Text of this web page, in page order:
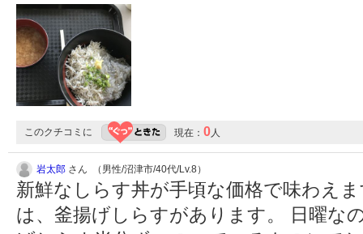
このクチコミに 現在： 0人
岩太郎 さん （男性/沼津市/40代/Lv.8）
新鮮なしらす丼が手頃な価格で味わえ
は、釜揚げしらすがあります。 日曜な